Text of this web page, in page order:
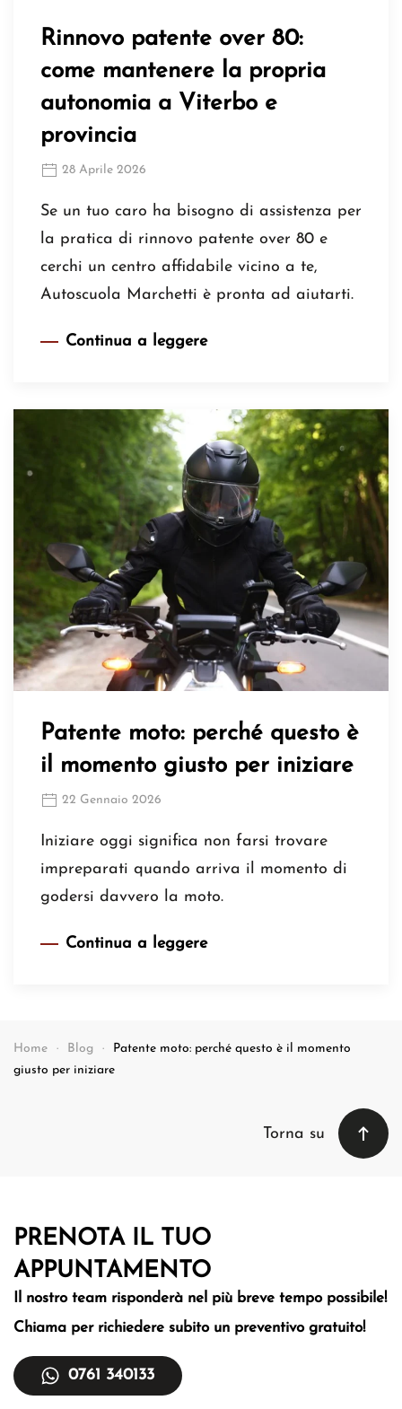
Rinnovo patente over 80:
come mantenere la propria
autonomia a Viterbo e
provincia
28 Aprile 2026
Se un tuo caro ha bisogno di assistenza per
la pratica di rinnovo patente over 80 e
cerchi un centro affidabile vicino a te,
Autoscuola Marchetti è pronta ad aiutarti.
Continua a leggere
Patente moto: perché questo è
il momento giusto per iniziare
22 Gennaio 2026
Iniziare oggi significa non farsi trovare
impreparati quando arriva il momento di
godersi davvero la moto.
Continua a leggere
Home Blog
Patente moto: perché questo è il momento
giusto per iniziare
Torna su
PRENOTA IL TUO
APPUNTAMENTO
Il nostro team risponderà nel più breve tempopossibile!
Chiama per richiedere subito un preventivo gratuito!
0761 340133